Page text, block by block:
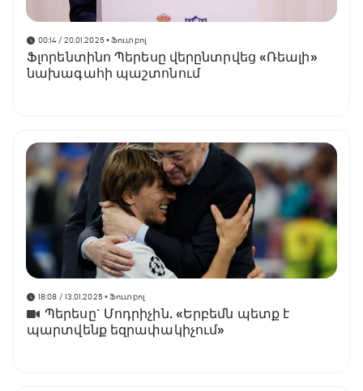
00:14 / 20.01.2025• Ֆուտբոլ
Ֆլորենտինո Պերեսը վերընտրվեց «Ռեալի»
նախագահի պաշտոնում
18:08 / 13.01.2025• Ֆուտբոլ
Պերեսը` Մոդրիչին. «Երբեմն պետք է
պարտվենք եզրափակիչում»